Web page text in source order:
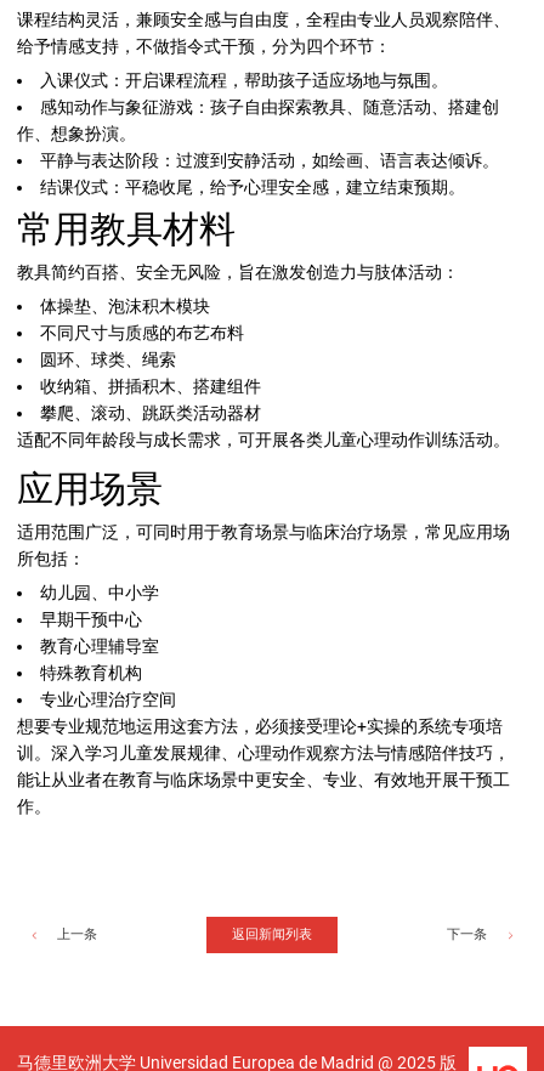
课程结构灵活，兼顾安全感与自由度，全程由专业人员观察陪伴、
给予情感支持，不做指令式干预，分为四个环节：
入课仪式：开启课程流程，帮助孩子适应场地与氛围。
感知动作与象征游戏：孩子自由探索教具、随意活动、搭建创
作、想象扮演。
平静与表达阶段：过渡到安静活动，如绘画、语言表达倾诉。
结课仪式：平稳收尾，给予心理安全感，建立结束预期。
常用教具材料
教具简约百搭、安全无风险，旨在激发创造力与肢体活动：
体操垫、泡沫积木模块
不同尺寸与质感的布艺布料
圆环、球类、绳索
收纳箱、拼插积木、搭建组件
攀爬、滚动、跳跃类活动器材
适配不同年龄段与成长需求，可开展各类儿童心理动作训练活动。
应用场景
适用范围广泛，可同时用于教育场景与临床治疗场景，常见应用场
所包括：
幼儿园、中小学
早期干预中心
教育心理辅导室
特殊教育机构
专业心理治疗空间
想要专业规范地运用这套方法，必须接受理论+实操的系统专项培
训。深入学习儿童发展规律、心理动作观察方法与情感陪伴技巧，
能让从业者在教育与临床场景中更安全、专业、有效地开展干预工
作。
上一条 返回新闻列表 下一条
马德里欧洲大学 Universidad Europea de Madrid @ 2025 版